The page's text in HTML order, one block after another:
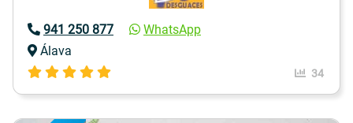
941 250 877
WhatsApp
Álava
34